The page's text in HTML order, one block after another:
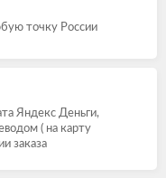
точку России
Яндекс Деньги,
( на карту
заказа